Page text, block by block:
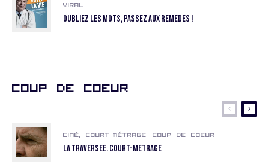
Viral
Oubliez les mots, passez aux remedes !
Coup de coeur
Ciné, court-métrage Coup de coeur
La Traversee. COURT-METRAGE